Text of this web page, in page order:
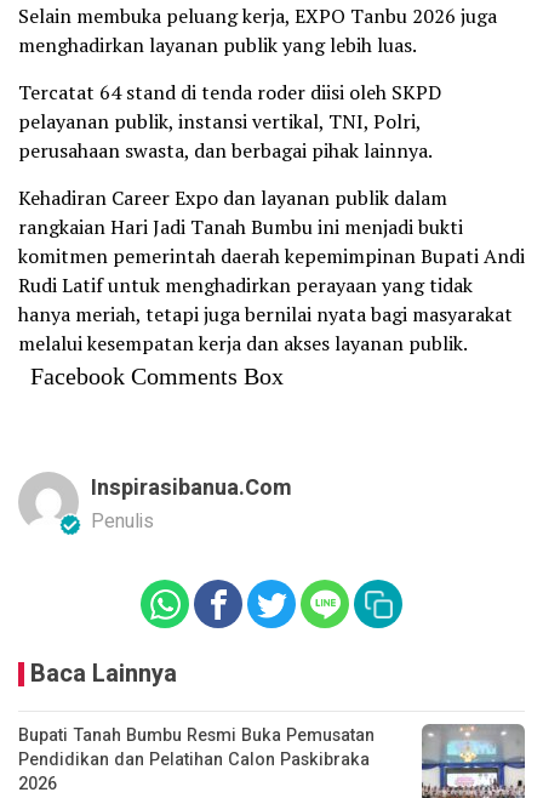
Selain membuka peluang kerja, EXPO Tanbu 2026 juga
menghadirkan layanan publik yang lebih luas.
Tercatat 64 stand di tenda roder diisi oleh SKPD
pelayanan publik, instansi vertikal, TNI, Polri,
perusahaan swasta, dan berbagai pihak lainnya.
Kehadiran Career Expo dan layanan publik dalam
rangkaian Hari Jadi Tanah Bumbu ini menjadi bukti
komitmen pemerintah daerah kepemimpinan Bupati Andi
Rudi Latif untuk menghadirkan perayaan yang tidak
hanya meriah, tetapi juga bernilai nyata bagi masyarakat
melalui kesempatan kerja dan akses layanan publik.
Facebook Comments Box
Inspirasibanua.com
Penulis
Baca Lainnya
Bupati Tanah Bumbu Resmi Buka Pemusatan
Pendidikan dan Pelatihan Calon Paskibraka
2026